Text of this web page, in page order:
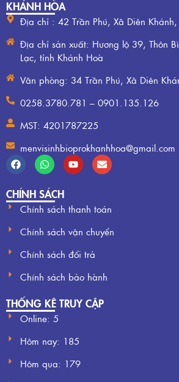
KHÁNH HÒA
Địa chỉ : 42 Trần Phú, Xã Diên
Địa chỉ sản xuất: Hương lộ 39, Thôn
Lạc, tỉnh Khánh Hoà
Văn phòng: 34 Trần Phú, Xã Diên
0258.3780.781 – 0901.135.126
MST: 4201787225
menvisinhbioprokhanhhoa@gmail.com
CHÍNH SÁCH
Chính sách thanh toán
Chính sách vận chuyển
Chính sách đổi trả
Chính sách bảo hành
THỐNG KÊ TRUY CẬP
Online: 5
Hôm nay: 185
Hôm qua: 179